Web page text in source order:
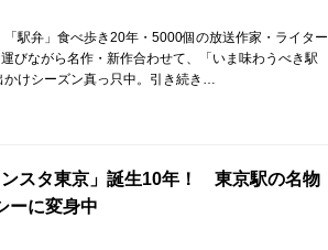
「駅弁」食べ歩き20年・5000個の放送作家・ライター
びながら名作・新作合わせて、「いま味わうべき駅
かけシーズン真っ只中。引き続き…
スタ東京」誕生10年！ 東京駅の名物
ーに変身中